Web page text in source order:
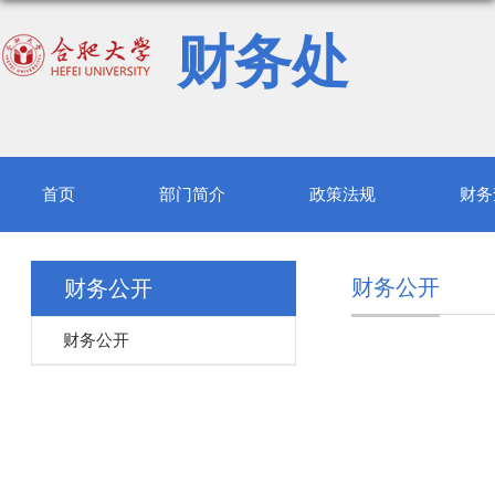
财务处
首页 部门简介 政策法规 财
财务公开
财务公开
财务公开